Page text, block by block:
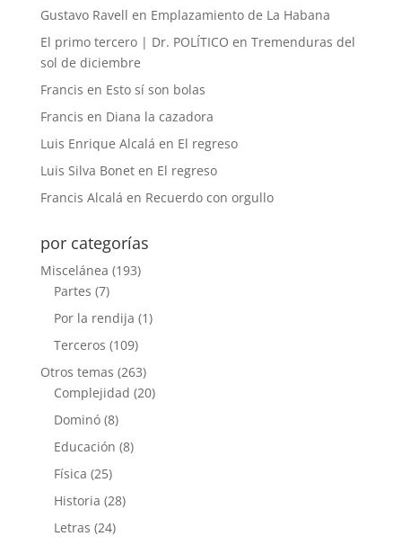
Gustavo Ravell en Emplazamiento de La Habana
El primo tercero | Dr. POLÍTICO en Tremenduras del
sol de diciembre
Francis en Esto sí son bolas
Francis en Diana la cazadora
Luis Enrique Alcalá en El regreso
Luis Silva Boneten El regreso
Francis Alcalá en Recuerdo con orgullo
por categorías
Miscelánea (193)
Partes (7)
Por la rendija (1)
Terceros (109)
Otros temas (263)
Complejidad (20)
Dominó(8)
Educación (8)
Física (25)
Historia (28)
Letras (24)